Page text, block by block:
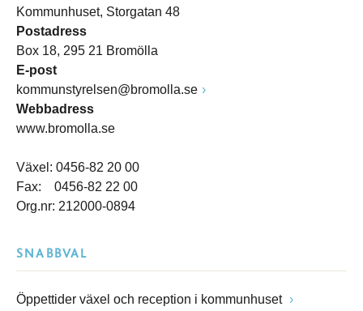
Kommunhuset, Storgatan 48
Postadress
Box 18, 295 21 Bromölla
E-post
kommunstyrelsen@bromolla.se
Webbadress
www.bromolla.se
Växel: 0456-82 20 00
Fax: 0456-82 22 00
Org.nr: 212000-0894
SNABBVAL
Öppettider växel och reception i kommunhuset